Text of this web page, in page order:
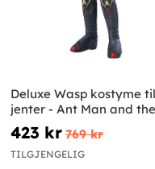
Deluxe Wasp kostyme til
jenter - Ant Man and the
Wasp
423 kr 769 kr
TILGJENGELIG